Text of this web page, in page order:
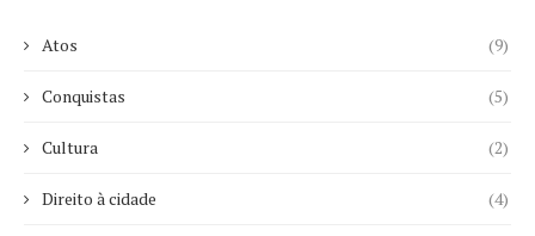
Atos (9)
Conquistas (5)
Cultura (2)
Direito à cidade (4)